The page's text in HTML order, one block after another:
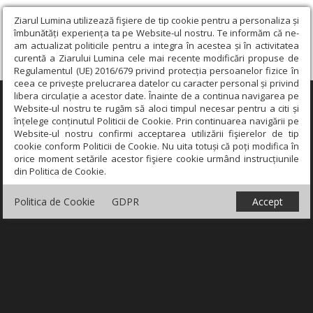
Ziarul Lumina utilizează fişiere de tip cookie pentru a personaliza și
îmbunătăți experiența ta pe Website-ul nostru. Te informăm că ne-
am actualizat politicile pentru a integra în acestea și în activitatea
curentă a Ziarului Lumina cele mai recente modificări propuse de
Regulamentul (UE) 2016/679 privind protecția persoanelor fizice în
ceea ce privește prelucrarea datelor cu caracter personal și privind
libera circulație a acestor date. Înainte de a continua navigarea pe
Website-ul nostru te rugăm să aloci timpul necesar pentru a citi și
înțelege conținutul Politicii de Cookie. Prin continuarea navigării pe
Website-ul nostru confirmi acceptarea utilizării fişierelor de tip
cookie conform Politicii de Cookie. Nu uita totuși că poți modifica în
orice moment setările acestor fişiere cookie urmând instrucțiunile
din Politica de Cookie.
Politica de Cookie GDPR Accept
×